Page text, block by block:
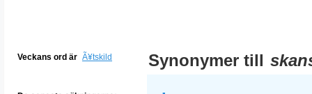
Veckans ord är Ã¥tskild Synonymer till